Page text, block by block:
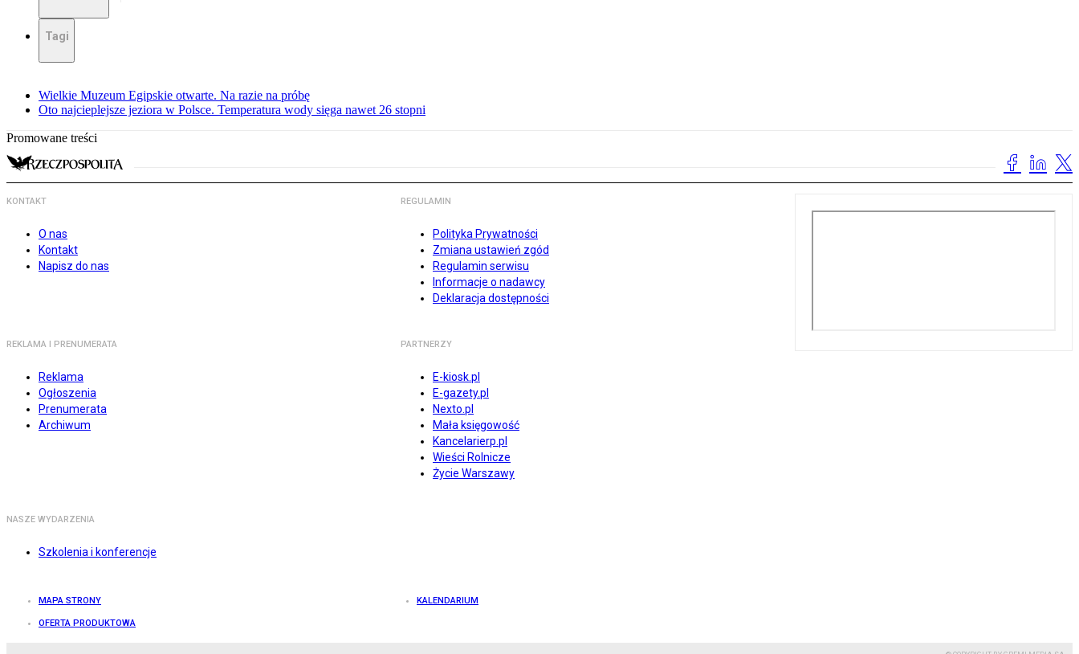
Tagi
Wielkie Muzeum Egipskie otwarte. Na razie na próbę
Oto najcieplejsze jeziora w Polsce. Temperatura wody sięga nawet 26 stopni
Promowane treści
KONTAKT
O nas
Kontakt
Napisz do nas
REGULAMIN
Polityka Prywatności
Zmiana ustawień zgód
Regulamin serwisu
Informacje o nadawcy
Deklaracja dostępności
REKLAMA I PRENUMERATA
Reklama
Ogłoszenia
Prenumerata
Archiwum
PARTNERZY
E-kiosk.pl
E-gazety.pl
Nexto.pl
Mała księgowość
Kancelarierp.pl
Wieści Rolnicze
Życie Warszawy
NASZE WYDARZENIA
Szkolenia i konferencje
MAPA STRONY KALENDARIUM
OFERTA PRODUKTOWA